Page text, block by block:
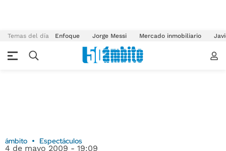
Temas del día Enfoque Jorge Messi Mercado inmobiliario
ámbito Espectáculos
4 de mayo 2009 - 19:09